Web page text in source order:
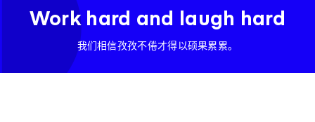
Work hard and laugh hard
我们相信孜孜不倦才得以硕果累累。